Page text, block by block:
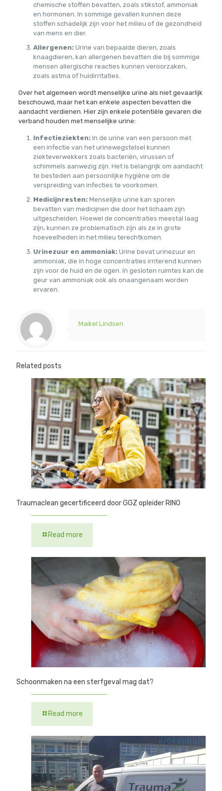
chemische stoffen bevatten, zoals stikstof, ammoniak
en hormonen. In sommige gevallen kunnen deze
stoffen schadelijk zijn voor het milieu of de gezondheid
van mens en dier.
Allergenen:Urine van bepaalde dieren, zoals
knaagdieren, kan allergenen bevatten die bij sommige
mensen allergische reacties kunnen veroorzaken,
zoals astma of huidirritaties.
Over het algemeen wordt menselijke urine als niet gevaarlijk
beschouwd, maar het kan enkele aspecten bevatten die
aandacht verdienen. Hier zijn enkele potentiële gevaren die
verband houden met menselijke urine:
Infectieziekten:In de urine van een persoon met
een infectie van het urinewegstelsel kunnen
ziekteverwekkers zoals bacteriën, virussen of
schimmels aanwezig zijn. Het is belangrijk om aandacht
te besteden aan persoonlijke hygiëne om de
verspreiding van infecties te voorkomen.
Medicijnresten:Menselijke urine kan sporen
bevatten van medicijnen die door het lichaam zijn
uitgescheiden. Hoewel de concentraties meestal laag
zijn, kunnen ze problematisch zijn als ze in grote
hoeveelheden in het milieu terechtkomen.
Urinezuur en ammoniak:Urine bevat urinezuur en
ammoniak, die in hoge concentraties irriterend kunnen
zijn voor de huid en de ogen. In gesloten ruimtes kan de
geur van ammoniak ook als onaangenaam worden
ervaren.
Maikel Lindsen
Related posts
Traumaclean gecertificeerd door GGZ opleider RINO
Read more
Schoonmaken na een sterfgeval mag dat?
Read more